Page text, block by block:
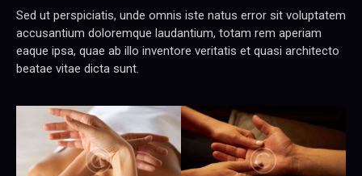
Sed ut perspiciatis, unde omnis iste natus error sit voluptatem
accusantium doloremque laudantium, totam rem aperiam
eaque ipsa, quae ab illo inventore veritatis et quasi architecto
beatae vitae dicta sunt.